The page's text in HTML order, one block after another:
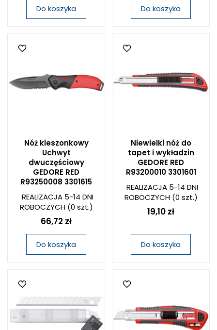
Do koszyka Do koszyka
Nóż kieszonkowy
Uchwyt
dwuczęściowy
GEDORE RED
R93250008 3301615
REALIZACJA 5-14 DNI
ROBOCZYCH(0 szt.)
66,72 zł
Do koszyka
Niewielki nóż do
tapet i wykładzin
GEDORE RED
R93200010 3301601
REALIZACJA 5-14 DNI
ROBOCZYCH(0 szt.)
19,10 zł
Do koszyka